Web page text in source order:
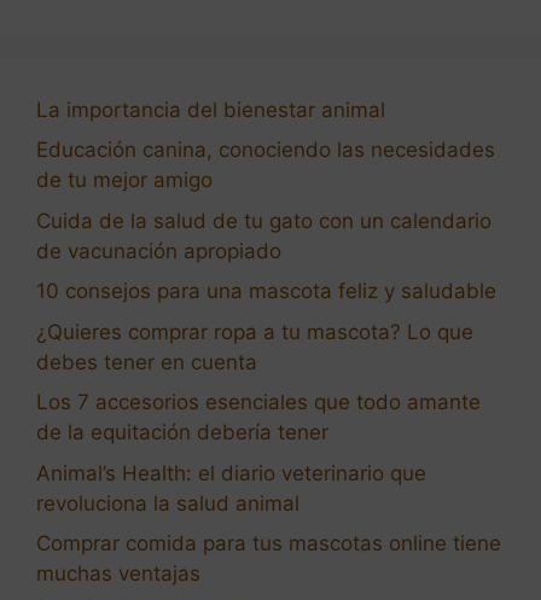
La importancia del bienestar animal
Educación canina, conociendo las necesidades
de tu mejor amigo
Cuida de la salud de tu gato con un calendario
de vacunación apropiado
10 consejos para una mascota feliz y saludable
¿Quieres comprar ropa a tu mascota? Lo que
debes tener en cuenta
Los 7 accesorios esenciales que todo amante
de la equitación debería tener
Animal’s Health: el diario veterinario que
revoluciona la salud animal
Comprar comida para tus mascotas online tiene
muchas ventajas